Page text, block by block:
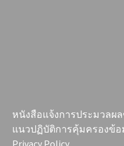
หนังสือแจ้งการประมวลผ
แนวปฏิบัติการคุ้มครองข้
Privacy Policy